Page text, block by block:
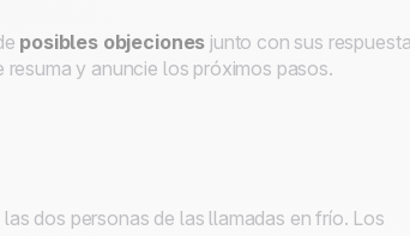
posibles objeciones junto con sus
resuma y anuncie los próximos pasos.
dos personas de las llamadas en frío. Los